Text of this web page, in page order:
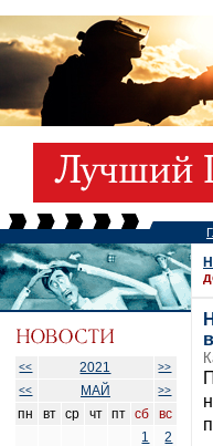
<< 2021
>>
<<
МАЙ >>
пн вт ср чт пт сб
вс
1
2